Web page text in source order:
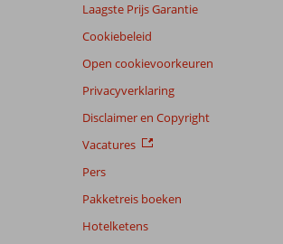
Laagste Prijs Garantie
Cookiebeleid
Open cookievoorkeuren
Privacyverklaring
Disclaimer en Copyright
Vacatures
Pers
Pakketreis boeken
Hotelketens